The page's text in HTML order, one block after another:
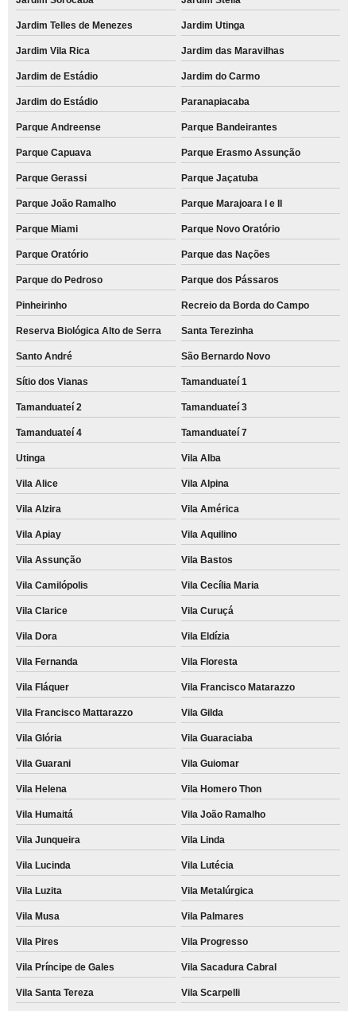
Jardim Telles de Menezes Jardim Utinga
Jardim Vila Rica Jardim das Maravilhas
Jardim de Estádio Jardim do Carmo
Jardim do Estádio Paranapiacaba
Parque Andreense Parque Bandeirantes
Parque Capuava Parque Erasmo Assunção
Parque Gerassi Parque Jaçatuba
Parque João Ramalho Parque Marajoara I e II
Parque Miami Parque Novo Oratório
Parque Oratório Parque das Nações
Parque do Pedroso Parque dos Pássaros
Pinheirinho Recreio da Borda do Campo
Reserva Biológica Alto de Serra Santa Terezinha
Santo André São Bernardo Novo
Sítio dos Vianas Tamanduateí 1
Tamanduateí 2 Tamanduateí 3
Tamanduateí 4 Tamanduateí 7
Utinga Vila Alba
Vila Alice Vila Alpina
Vila Alzira Vila América
Vila Apiay Vila Aquilino
Vila Assunção Vila Bastos
Vila Camilópolis Vila Cecília Maria
Vila Clarice Vila Curuçá
Vila Dora Vila Eldízia
Vila Fernanda Vila Floresta
Vila Fláquer Vila Francisco Matarazzo
Vila Francisco Mattarazzo Vila Gilda
Vila Glória Vila Guaraciaba
Vila Guarani Vila Guiomar
Vila Helena Vila Homero Thon
Vila Humaitá Vila João Ramalho
Vila Junqueira Vila Linda
Vila Lucinda Vila Lutécia
Vila Luzita Vila Metalúrgica
Vila Musa Vila Palmares
Vila Pires Vila Progresso
Vila Príncipe de Gales Vila Sacadura Cabral
Vila Santa Tereza Vila Scarpelli